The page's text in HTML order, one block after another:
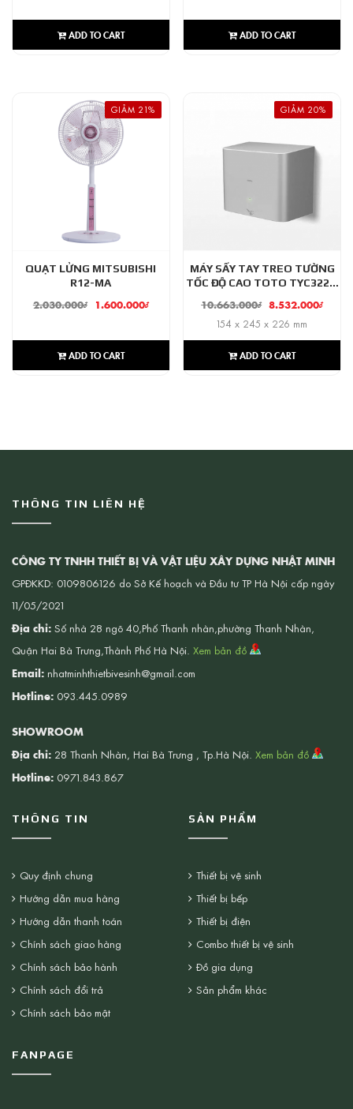
ADD TO CART ADD TO CART
GIẢM 21%
QUẠT LỬNG MITSUBISHI
R12-MA
2.030.000₫ 1.600.000₫
ADD TO CART
GIẢM 20%
MÁY SẤY TAY TREO TƯỜNG
TỐC ĐỘ CAO TOTO TYC322M
10.663.000₫ 8.532.000₫
154 x 245 x 226 mm
ADD TO CART
THÔNG TIN LIÊN HỆ
CÔNG TY TNHH THIẾT BỊ VÀ VẬT LIỆU XÂY DỰNG NHẬT MINH
GPĐKKD: 0109806126 do Sở Kế hoạch và Đầu tư TP Hà Nội cấp ngày
11/05/2021
Địa chỉ: Số nhà 28 ngõ 40,Phố Thanh nhàn,phường Thanh Nhàn,
Quận Hai Bà Trưng,Thành Phố Hà Nội. Xem bản đồ
Email: nhatminhthietbivesinh@gmail.com
Hotline: 093.445.0989
SHOWROOM
Địa chỉ: 28 Thanh Nhàn, Hai Bà Trưng , Tp.Hà Nội. Xem bản đồ
Hotline: 0971.843.867
THÔNG TIN
Quy định chung
Hướng dẫn mua hàng
Hướng dẫn thanh toán
Chính sách giao hàng
Chính sách bảo hành
Chính sách đổi trả
Chính sách bảo mật
SẢN PHẨM
Thiết bị vệ sinh
Thiết bị bếp
Thiết bị điện
Combo thiết bị vệ sinh
Đồ gia dụng
Sản phẩm khác
FANPAGE